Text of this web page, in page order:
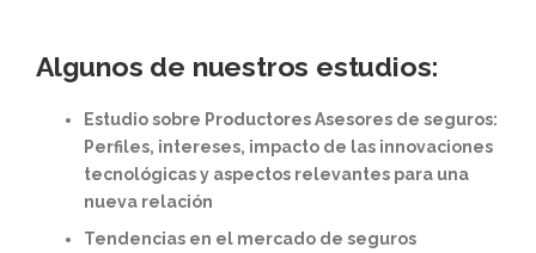
Algunos de nuestros estudios:
Estudio sobre Productores Asesores de seguros:
Perfiles, intereses, impacto de las innovaciones
tecnológicas y aspectos relevantes para una
nueva relación
Tendencias en el mercado de seguros